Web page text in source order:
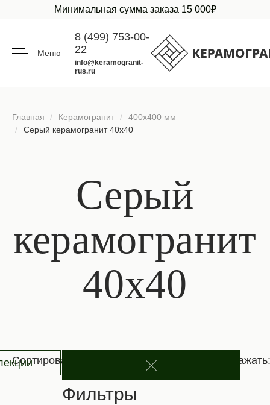
Минимальная сумма заказа 15 000₽
Меню
8 (499) 753-00-
22
info@keramogranit-
rus.ru
Главная Керамогранит
400х400 мм
Серый керамогранит 40х40
Серый
керамогранит
40х40
Фильтры
Сортировать: Отображать: